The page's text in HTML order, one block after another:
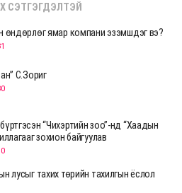
СЭТГЭГДЭЛТЭЙ
өндөрлөг ямар компани эзэмшдэг вэ?
С.Зориг
“Чихэртийн зоо”-нд “Хаадын
зохион байгуулав
лусыг тахих төрийн тахилгын ёслол